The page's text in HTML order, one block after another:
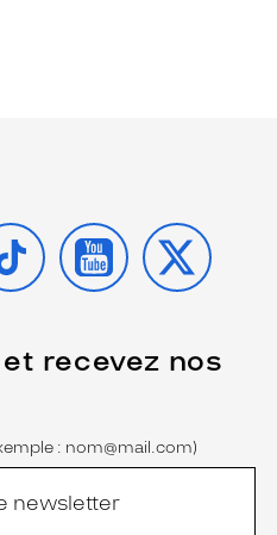
YOUTUBE
X
recevez nos
: nom@mail.com)